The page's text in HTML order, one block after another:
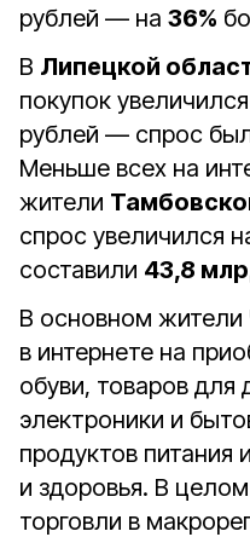
рублей — на 36%
В Липецкой
покупок
рублей — спрос
Меньше всех на
жители
спрос увеличился
составили 43,8
В основном жители
в интернете на
обуви, товаров
электроники и
продуктов питания
и здоровья. В
торговли в